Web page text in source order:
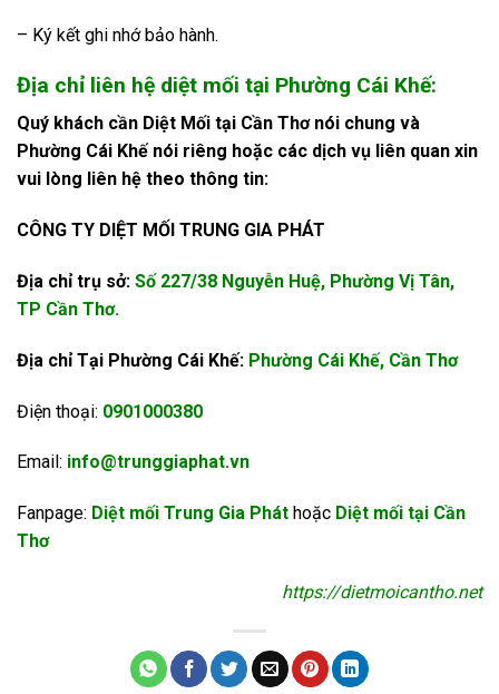
– Ký kết ghi nhớ bảo hành.
Địa chỉ liên hệ diệt mối tại Phường Cái Khế:
Quý khách cần Diệt Mối tại Cần Thơ nói chung và
Phường Cái Khế nói riêng hoặc các dịch vụ liên quan xin
vui lòng liên hệ theo thông tin:
CÔNG TY DIỆT MỐI TRUNG GIA PHÁT
Địa chỉ trụ sở: Số 227/38 Nguyễn Huệ, Phường Vị Tân,
TP Cần Thơ.
Địa chỉ Tại Phường Cái Khế: Phường Cái Khế, Cần Thơ
Điện thoại: 0901000380
Email: info@trunggiaphat.vn
Fanpage: Diệt mối Trung Gia Phát hoặc Diệt mối tại Cần
Thơ
https://dietmoicantho.net